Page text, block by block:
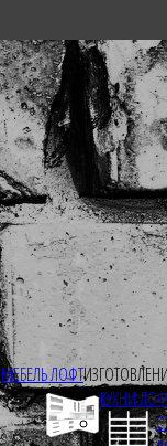
МЕБЕЛЬ ЛОФТ
КУХНИ